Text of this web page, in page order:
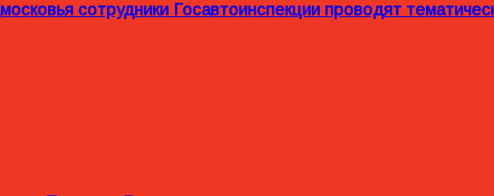
сотрудники Госавтоинспекции проводят